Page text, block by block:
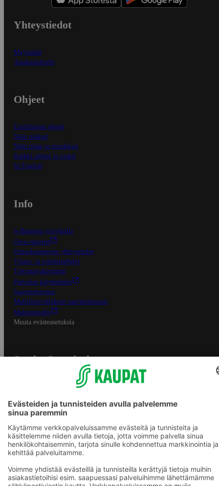
Yhteystiedot
Myymälät
Asiakaspalvelu
Ohjeet
Ensitilaajan ohjeet
Näin maksat
Näin tilaat ja muokkaat
Kaikki ohjeet ja vinkit
In English
Info
S-Business yrityksille
Oiva-raportit
Osuuskauppojen yhteystiedot
Tilaus- ja toimitusehdot
Tietosuojakäytäntö
Palvelun käyttöehdot
Saavutettavuus
Mobiilisovelluksen saavutettavuus
Mainostajalle
Muuta evästeasetuksia
S-ryhmän palvelut
Yhteishyvä Ruoka -sovellus
Prisma.fi
Sokos.fi
S-Pankki
Sokos Hotels